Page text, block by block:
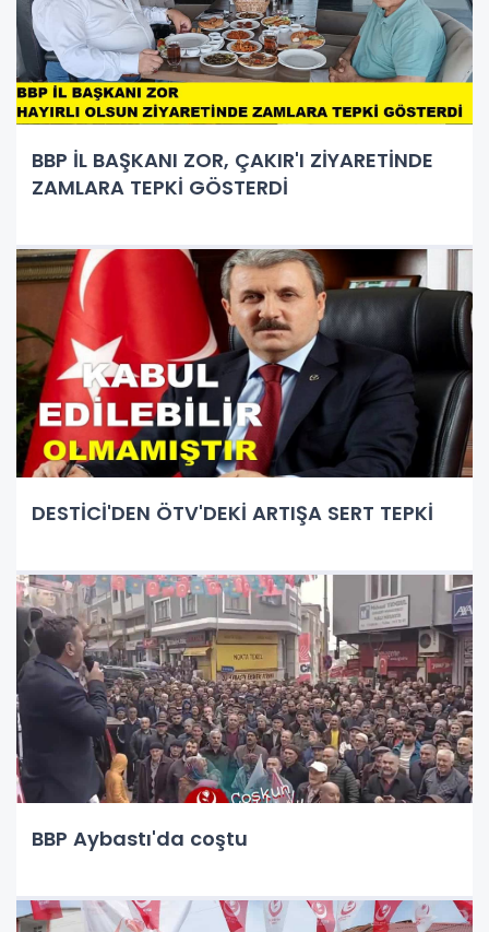
BBP İL BAŞKANI ZOR, ÇAKIR'I ZİYARETİNDE
ZAMLARA TEPKİ GÖSTERDİ
DESTİCİ'DEN ÖTV'DEKİ ARTIŞA SERT TEPKİ
BBP Aybastı'da coştu